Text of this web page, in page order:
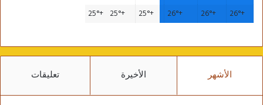
+
26°
+
26°
+
26°
+
25°
+
25°
+
25°
الأشهر الأخيرة تعليقات